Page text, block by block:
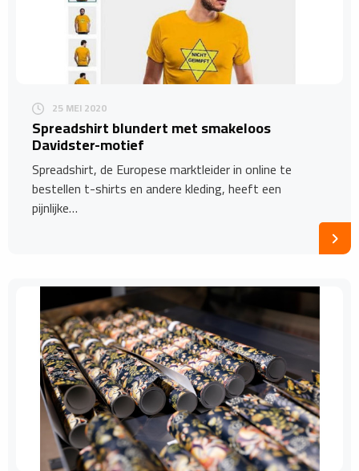
25 MEI 2020
Spreadshirt blundert met smakeloos
Davidster-motief
Spreadshirt, de Europese marktleider in online te
bestellen t-shirts en andere kleding, heeft een
pijnlijke…